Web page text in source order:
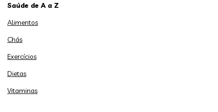
Saúde de A a Z
Alimentos
Chás
Exercícios
Dietas
Vitaminas